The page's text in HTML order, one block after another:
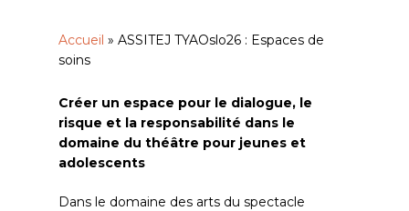
Accueil » ASSITEJ TYAOslo26 : Espaces de
soins
Créer un espace pour le dialogue, le
risque et la responsabilité dans le
domaine du théâtre pour jeunes et
adolescents
Dans le domaine des arts du spectacle